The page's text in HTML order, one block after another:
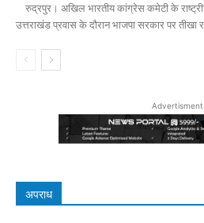
रुद्रपुर। अखिल भारतीय कांग्रेस कमेटी के
उत्तराखंड प्रवास के दौरान भाजपा सरकार पर तीखा
Advertisment
अपराध